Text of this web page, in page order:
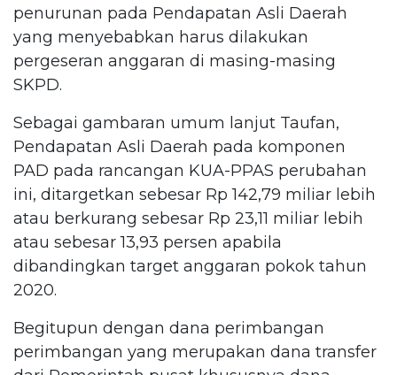
penurunan pada Pendapatan Asli Daerah
yang menyebabkan harus dilakukan
pergeseran anggaran di masing-masing
SKPD.
Sebagai gambaran umum lanjut Taufan,
Pendapatan Asli Daerah pada komponen
PAD pada rancangan KUA-PPAS perubahan
ini, ditargetkan sebesar Rp 142,79 miliar lebih
atau berkurang sebesar Rp 23,11 miliar lebih
atau sebesar 13,93 persen apabila
dibandingkan target anggaran pokok tahun
2020.
Begitupun dengan dana perimbangan
perimbangan yang merupakan dana transfer